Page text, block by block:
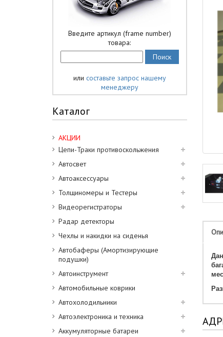
Введите артикул (frame number)
товара:
или составьте запрос нашему
менеджеру
Каталог
АКЦИИ
Цепи-Траки противоскольжения
Автосвет
Автоаксессуары
Толщиномеры и Тестеры
Видеорегистраторы
Радар детекторы
Чехлы и накидки на сиденья
Автобаферы (Амортизирующие
подушки)
Автоинструмент
Автомобильные коврики
Автохолодильники
Автоэлектроника и техника
Аккумуляторные батареи